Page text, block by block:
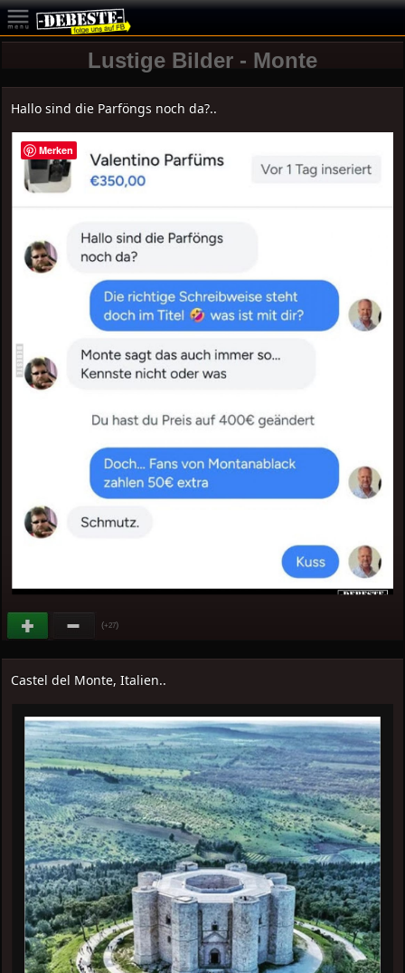
Lustige Bilder - Monte
Hallo sind die Parföngs noch da?..
(+27)
Castel del Monte, Italien..
Merken